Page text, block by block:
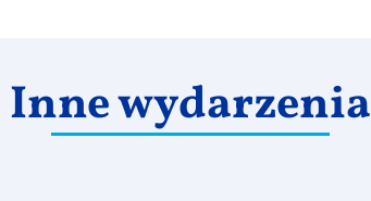
Inne wydarzenia